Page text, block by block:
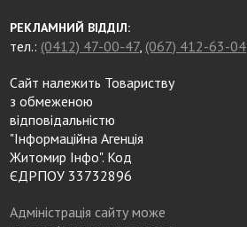
РЕКЛАМНИЙ ВІДДІЛ:
тел.: (0412) 47-00-47, (067) 412-63-04
Сайт належить Товариству
з обмеженою
відповідальністю
"Інформаційна Агенція
Житомир Інфо". Код
ЄДРПОУ 33732896
Адміністрація сайту може